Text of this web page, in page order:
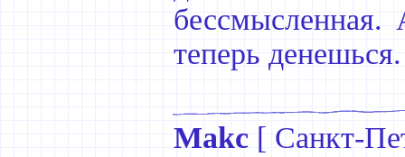
бессмысленная.
теперь денешься.
Makc [ Санкт-